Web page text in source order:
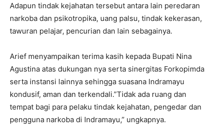
Adapun tindak kejahatan tersebut antara lain peredaran
narkoba dan psikotropika, uang palsu, tindak kekerasan,
tawuran pelajar, pencurian dan lain sebagainya.
Arief menyampaikan terima kasih kepada Bupati Nina
Agustina atas dukungan nya serta sinergitas Forkopimda
serta instansi lainnya sehingga suasana Indramayu
kondusif, aman dan terkendali.”Tidak ada ruang dan
tempat bagi para pelaku tindak kejahatan, pengedar dan
pengguna narkoba di Indramayu,” ungkapnya.